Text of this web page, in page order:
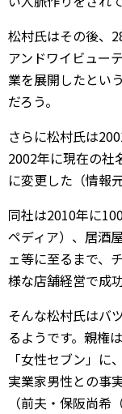
松村氏はその後、
アンドワイビュー
業を展開したとい
だろう。
さらに松村氏は
2002年に現在の社
に変更した（情報
同社は2010年に
ペディア）、居酒
ェ等に至るまで、
様な店舗経営で成
そんな松村氏はバ
るようです。親権
「女性セブン」
実業家男性との事
（前夫・保阪尚